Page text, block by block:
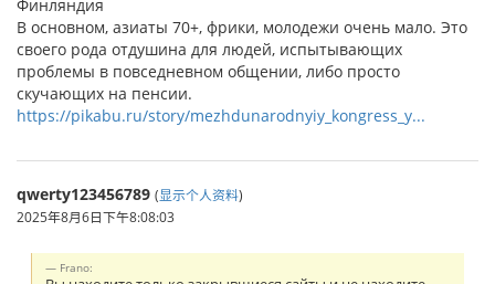
Финляндия
В основном, азиаты 70+, фрики, молодежи очень мало. Это
своего рода отдушина для людей, испытывающих
проблемы в повседневном общении, либо просто
скучающих на пенсии.
https://pikabu.ru/story/mezhdunarodnyiy_kongress_y...
qwerty123456789 (显示个人资料)
2025年8月6日下午8:08:03
Frano: